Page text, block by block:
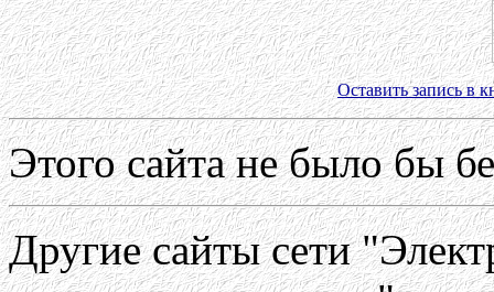
Оставить запись в
Этого сайта не было бы
Другие сайты сети